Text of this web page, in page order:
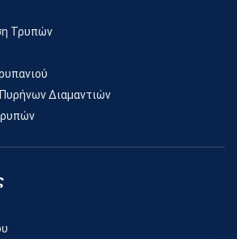
Τρυπών
Διαμαντιών